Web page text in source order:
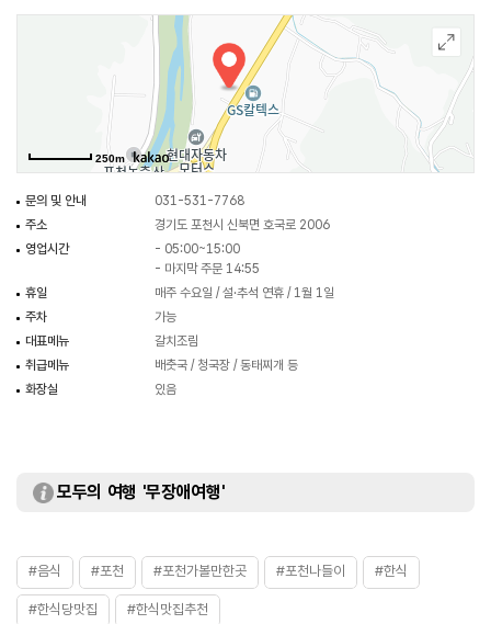
추가가 가능하다. 식당도 넓고 주차장도 넓어 이용이 편리하다. 식사 후 산정
호수를 들러 보거나 둘레길을 걸어도 좋다.
250m
문의 및 안내
031-531-7768
주소
경기도 포천시 신북면 호국로 2006
영업시간
- 05:00~15:00
- 마지막 주문 14:55
휴일
매주 수요일 / 설·추석 연휴 / 1월 1일
주차
가능
대표메뉴
갈치조림
취급메뉴
배춧국 / 청국장 / 동태찌개 등
화장실
있음
모두의 여행 '무장애여행'
#음식 #포천 #포천가볼만한곳 #포천나들이 #한식
#한식당맛집 #한식맛집추천